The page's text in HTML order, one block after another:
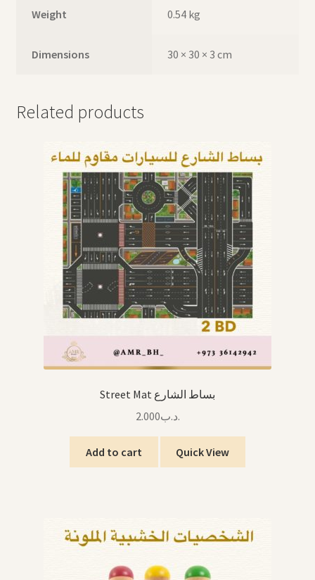
Weight 0.54 kg
Dimensions 30 × 30 × 3 cm
Related products
Street Mat بساط الشارع
.د.ب2.000
Add to cart Quick View